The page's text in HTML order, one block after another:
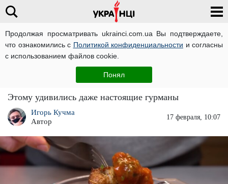
Продолжая просматривать ukrainci.com.ua Вы подтверждаете,
что ознакомились с Политикой конфиденциальности и согласны
с использованием файлов cookie.
Понял
Какая часть свинины самая сочная и
мягкая: это удивит многих украинцев
Этому удивились даже настоящие гурманы
Игорь Кучма
Автор
17 февраля, 10:07